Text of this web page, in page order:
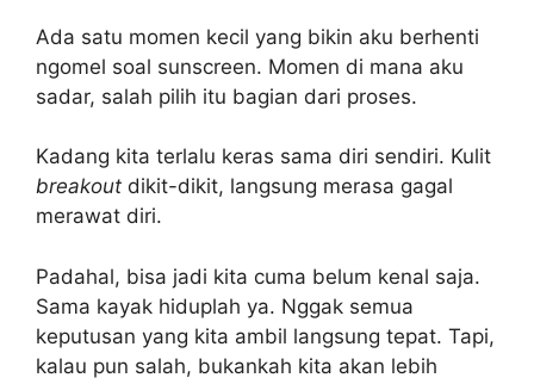
Ada satu momen kecil yang bikin aku berhenti
ngomel soal sunscreen. Momen di mana aku
sadar, salah pilih itu bagian dari proses.
Kadang kita terlalu keras sama diri sendiri. Kulit
breakout dikit-dikit, langsung merasa gagal
merawat diri.
Padahal, bisa jadi kita cuma belum kenal saja.
Sama kayak hiduplah ya. Nggak semua
keputusan yang kita ambil langsung tepat. Tapi,
kalau pun salah, bukankah kita akan lebih